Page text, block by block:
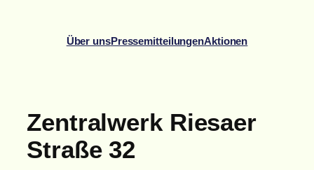
Über unsPressemitteilungenAktionen
Zentralwerk Riesaer
Straße 32